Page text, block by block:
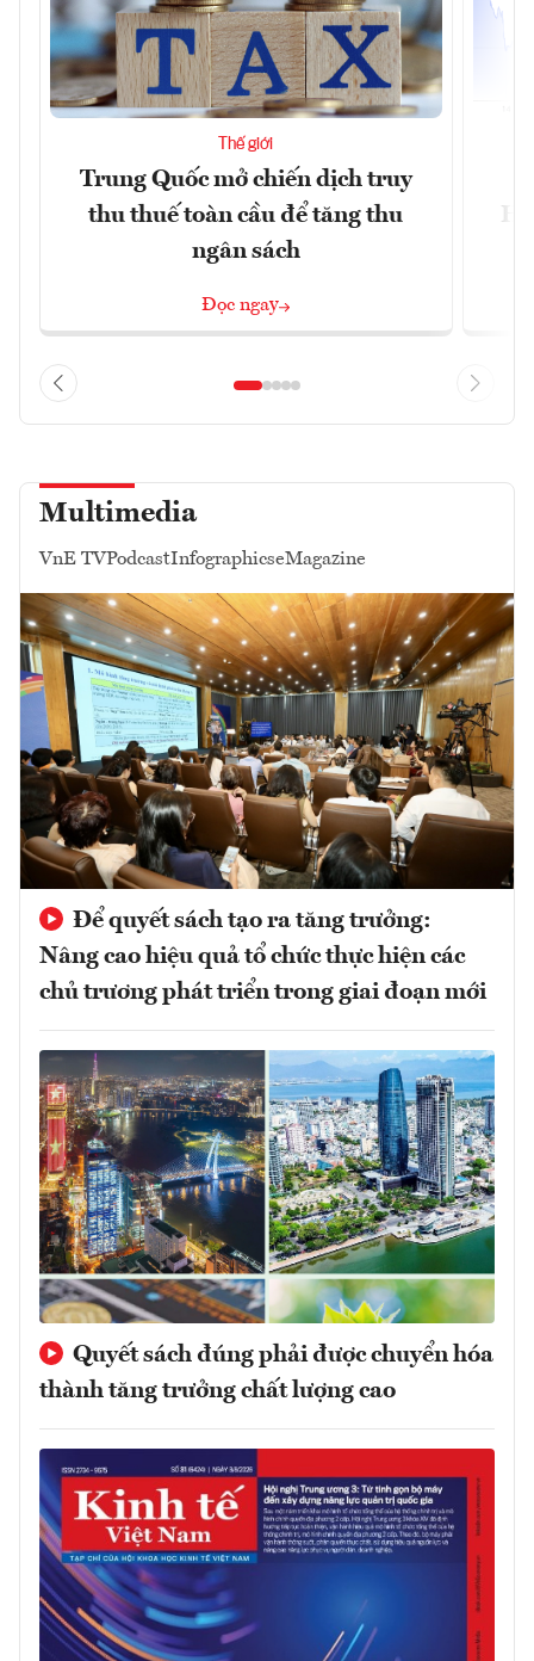
Thế giới
Trung Quốc mở chiến dịch truy
thu thuế toàn cầu để tăng thu
ngân sách
Đọc ngay
Multimedia
VnE TVPodcastInfographicseMagazine
Để quyết sách tạo ra tăng trưởng:
Nâng cao hiệu quả tổ chức thực hiện các
chủ trương phát triển trong giai đoạn mới
Quyết sách đúng phải được chuyển hóa
thành tăng trưởng chất lượng cao